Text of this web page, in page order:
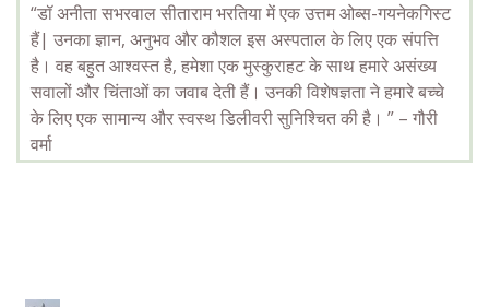
“डॉ अनीता सभरवाल सीताराम भरतिया में एक उत्तम ओब्स-गयनेकगिस्ट
हैं| उनका ज्ञान, अनुभव और कौशल इस अस्पताल के लिए एक संपत्ति
है। वह बहुत आश्वस्त है, हमेशा एक मुस्कुराहट के साथ हमारे असंख्य
सवालों और चिंताओं का जवाब देती हैं। उनकी विशेषज्ञता ने हमारे बच्चे
के लिए एक सामान्य और स्वस्थ डिलीवरी सुनिश्चित की है। ” – गौरी
वर्मा